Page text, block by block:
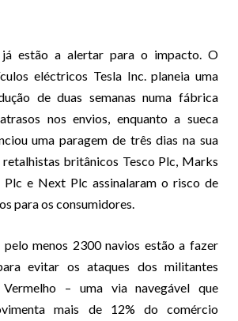
já estão a alertar para o impacto. O
eléctricos Tesla Inc. planeia uma
de duas semanas numa fábrica
nos envios, enquanto a sueca
uma paragem de três dias na sua
britânicos Tesco Plc, Marks
Plc e Next Plc assinalaram o risco de
para os consumidores.
menos 2300 navios estão a fazer
evitar os ataques dos militantes
– uma via navegável que
mais de 12% do comércio